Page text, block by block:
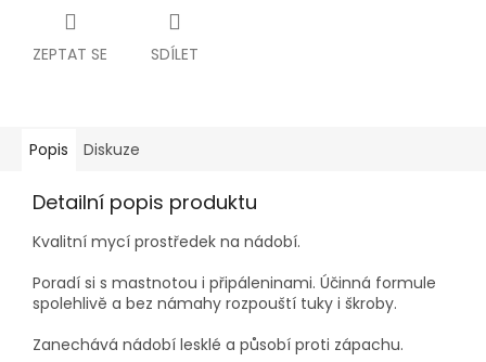
ZEPTAT SE SDÍLET
Popis Diskuze
Detailní popis produktu
Kvalitní mycí prostředek na nádobí.
Poradí si s mastnotou i připáleninami. Účinná formule
spolehlivě a bez námahy rozpouští tuky i škroby.
Zanechává nádobí lesklé a působí proti zápachu.